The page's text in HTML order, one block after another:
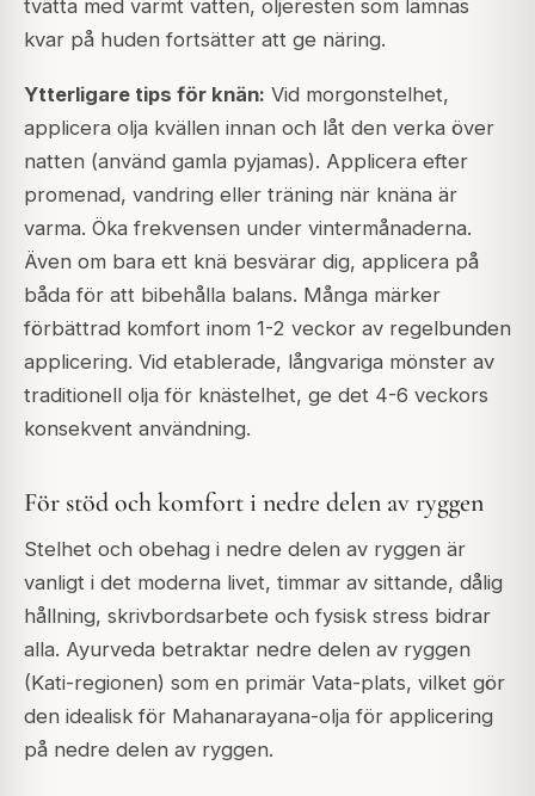
tvätta med varmt vatten, oljeresten som lämnas
kvar på huden fortsätter att ge näring.
Ytterligare tips för knän: Vid morgonstelhet,
applicera olja kvällen innan och låt den verka över
natten (använd gamla pyjamas). Applicera efter
promenad, vandring eller träning när knäna är
varma. Öka frekvensen under vintermånaderna.
Även om bara ett knä besvärar dig, applicera på
båda för att bibehålla balans. Många märker
förbättrad komfort inom 1-2 veckor av regelbunden
applicering. Vid etablerade, långvariga mönster av
traditionell olja för knästelhet, ge det 4-6 veckors
konsekvent användning.
För stöd och komfort i nedre delen av ryggen
Stelhet och obehag i nedre delen av ryggen är
vanligt i det moderna livet, timmar av sittande, dålig
hållning, skrivbordsarbete och fysisk stress bidrar
alla. Ayurveda betraktar nedre delen av ryggen
(Kati-regionen) som en primär Vata-plats, vilket gör
den idealisk för Mahanarayana-olja för applicering
på nedre delen av ryggen.